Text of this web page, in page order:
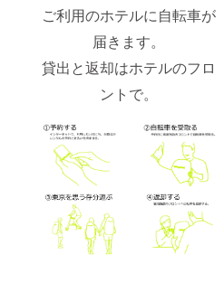
ご利用のホテルに自転車が
届きます。
貸出と返却はホテルのフロ
ントで。